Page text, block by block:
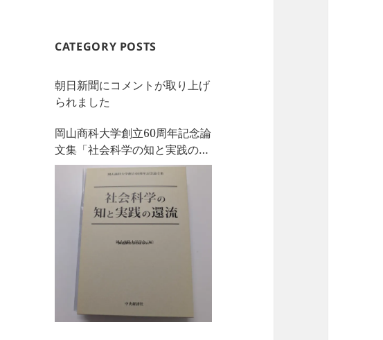
CATEGORY POSTS
朝日新聞にコメントが取り上げ
られました
岡山商科大学創立60周年記念論
文集「社会科学の知と実践の還
流」を刊行しました